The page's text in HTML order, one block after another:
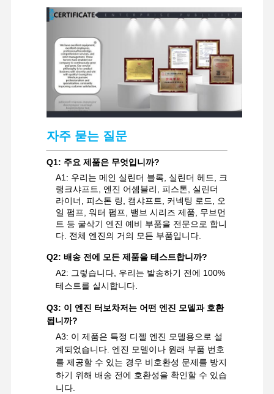
엔진 전기 부품
엔진 연료 시스템
굴삭기 유압 부품
굴착기 예비 부품
자주 묻는 질문
Q1: 주요 제품은 무엇입니까?
A1: 우리는 메인 실린더 블록, 실린더 헤드, 크
랭크샤프트, 엔진 어셈블리, 피스톤, 실린더
라이너, 피스톤 링, 캠샤프트, 커넥팅 로드, 오
일 펌프, 워터 펌프, 밸브 시리즈 제품, 무브먼
트 등 굴삭기 엔진 예비 부품을 전문으로 합니
다. 전체 엔진의 거의 모든 부품입니다.
Q2: 배송 전에 모든 제품을 테스트합니까?
A2: 그렇습니다, 우리는 발송하기 전에 100%
테스트를 실시합니다.
Q3: 이 엔진 터보차저는 어떤 엔진 모델과 호환
됩니까?
A3: 이 제품은 특정 디젤 엔진 모델용으로 설
계되었습니다. 엔진 모델이나 원래 부품 번호
를 제공할 수 있는 경우 비호환성 문제를 방지
하기 위해 배송 전에 호환성을 확인할 수 있습
니다.